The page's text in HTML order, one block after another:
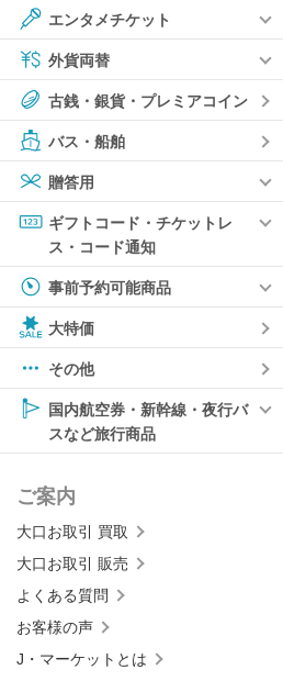
エンタメチケット
外貨両替
古銭・銀貨・プレミアコイン
バス・船舶
贈答用
ギフトコード・チケットレ
ス・コード通知
事前予約可能商品
大特価
その他
国内航空券・新幹線・夜行バ
スなど旅行商品
ご案内
大口お取引 買取
大口お取引 販売
よくある質問
お客様の声
J・マーケットとは